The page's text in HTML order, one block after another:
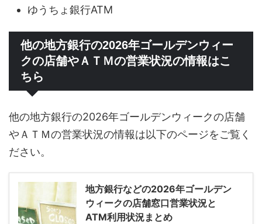
ゆうちょ銀行ATM
他の地方銀行の2026年ゴールデンウィー
クの店舗やＡＴＭの営業状況の情報はこ
ちら
他の地方銀行の2026年ゴールデンウィークの店舗
やＡＴＭの営業状況の情報は以下のページをご覧く
ださい。
地方銀行などの2026年ゴールデン
ウィークの店舗窓口営業状況と
ATM利用状況まとめ